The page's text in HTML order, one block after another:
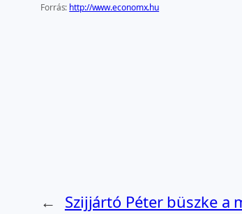
Forrás: http://www.economx.hu
← Szijjártó Péter büszke a